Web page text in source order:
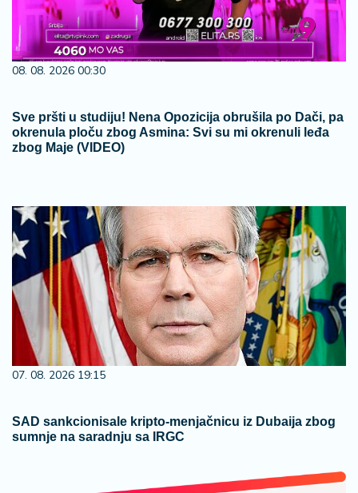
08. 08. 2026 00:30
Sve pršti u studiju! Nena Opozicija obrušila po Dači, pa
okrenula ploču zbog Asmina: Svi su mi okrenuli leđa
zbog Maje (VIDEO)
07. 08. 2026 19:15
SAD sankcionisale kripto-menjačnicu iz Dubaija zbog
sumnje na saradnju sa IRGC